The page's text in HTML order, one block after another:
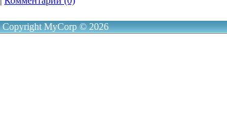
Copyright MyCorp © 2026